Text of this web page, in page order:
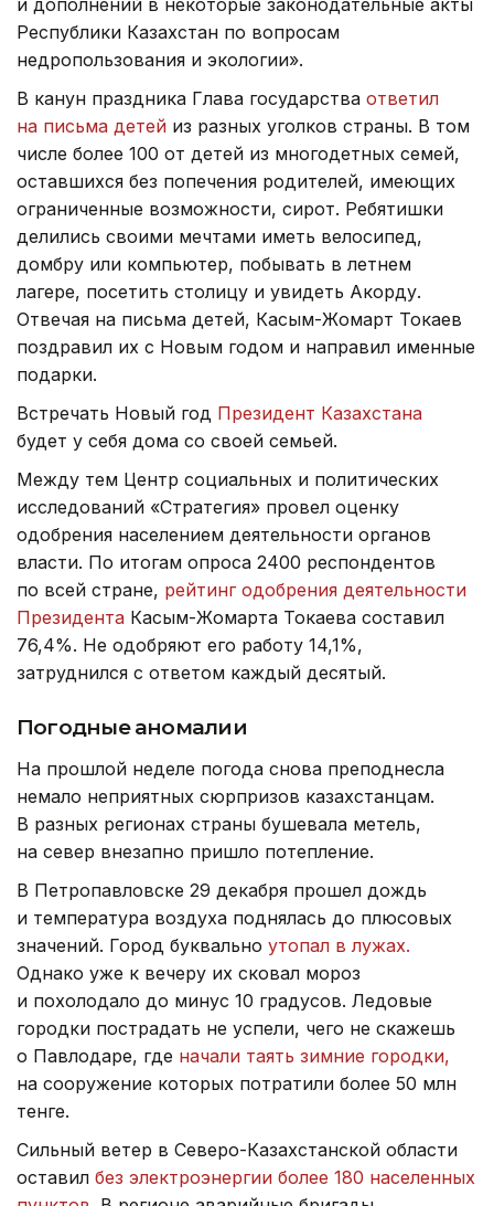
и дополнений в некоторые законодательные акты
Республики Казахстан по вопросам
недропользования и экологии».
В канун праздника Глава государства ответил
на письма детей из разных уголков страны. В том
числе более 100 от детей из многодетных семей,
оставшихся без попечения родителей, имеющих
ограниченные возможности, сирот. Ребятишки
делились своими мечтами иметь велосипед,
домбру или компьютер, побывать в летнем
лагере, посетить столицу и увидеть Акорду.
Отвечая на письма детей, Касым-Жомарт Токаев
поздравил их с Новым годом и направил именные
подарки.
Встречать Новый год Президент Казахстана
будет у себя дома со своей семьей.
Между тем Центр социальных и политических
исследований «Стратегия» провел оценку
одобрения населением деятельности органов
власти. По итогам опроса 2400 респондентов
по всей стране, рейтинг одобрения деятельности
Президента Касым-Жомарта Токаева составил
76,4%. Не одобряют его работу 14,1%,
затруднился с ответом каждый десятый.
Погодные аномалии
На прошлой неделе погода снова преподнесла
немало неприятных сюрпризов казахстанцам.
В разных регионах страны бушевала метель,
на север внезапно пришло потепление.
В Петропавловске 29 декабря прошел дождь
и температура воздуха поднялась до плюсовых
значений. Город буквально утопал в лужах.
Однако уже к вечеру их сковал мороз
и похолодало до минус 10 градусов. Ледовые
городки пострадать не успели, чего не скажешь
о Павлодаре, где начали таять зимние городки,
на сооружение которых потратили более 50 млн
тенге.
Сильный ветер в Северо-Казахстанской области
оставил без электроэнергии более 180 населенных